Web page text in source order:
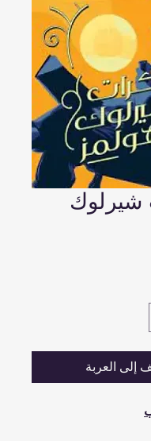
شيرلوك
إلى العربة